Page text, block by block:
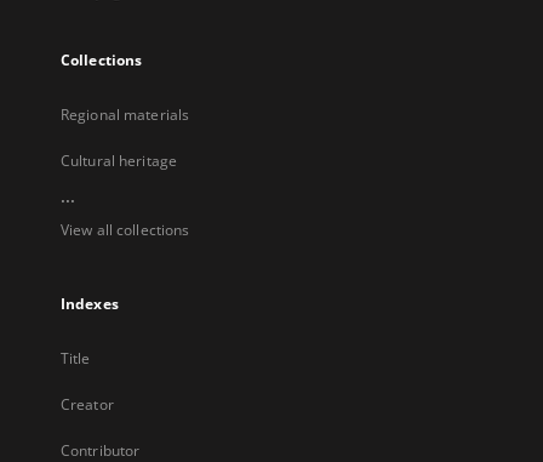
Collections
Regional materials
Cultural heritage
...
View all collections
Indexes
Title
Creator
Contributor